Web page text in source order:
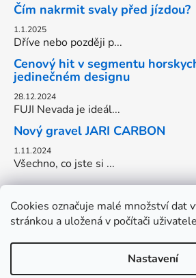
Cookies označuje malé množství dat
stránkou a uložená v počítači
Nastavení
Čím nakrmit svaly před jízdou?
1.1.2025
Dříve nebo později p...
Cenový hit v segmentu
jedinečném designu
28.12.2024
FUJI Nevada je ideál...
Nový gravel JARI CARBON
1.11.2024
Všechno, co jste si ...